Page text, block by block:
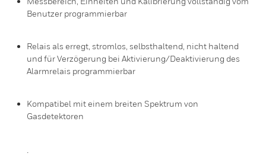
Benutzer programmierbar
Relais als erregt, stromlos, selbsthaltend, nicht haltend
und für Verzögerung bei Aktivierung/Deaktivierung des
Alarmrelais programmierbar
Kompatibel mit einem breiten Spektrum von
Gasdetektoren
.